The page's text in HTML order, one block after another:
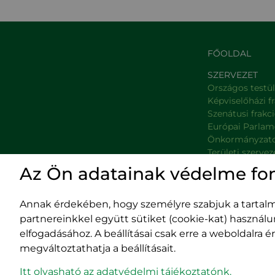
FŐOLDAL
SZERVEZET
Országos
Képviselőházi
Szenátusi
Európai
Területi
Platformok
Impresszum
Adatvédelmi szabályzat
Fürdő (Card. Iuliu
Az Ön adatainak védelme
Annak érdekében, hogy személyre szabjuk a
partnereinkkel együtt sütiket (cookie-kat)
elfogadásához. A beállításai csak erre a weboldalra
megváltoztathatja a beállításait.
Itt olvasható az adatvédelmi tájékoztatónk.